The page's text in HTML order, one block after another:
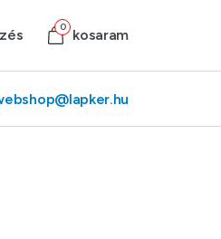
kosaram
0 kosaram
0